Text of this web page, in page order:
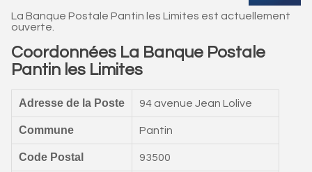
La Banque Postale Pantin les Limites est actuellement
ouverte.
Coordonnées La Banque Postale
Pantin les Limites
Adresse de la Poste 94 avenue Jean Lolive
Commune Pantin
Code Postal 93500